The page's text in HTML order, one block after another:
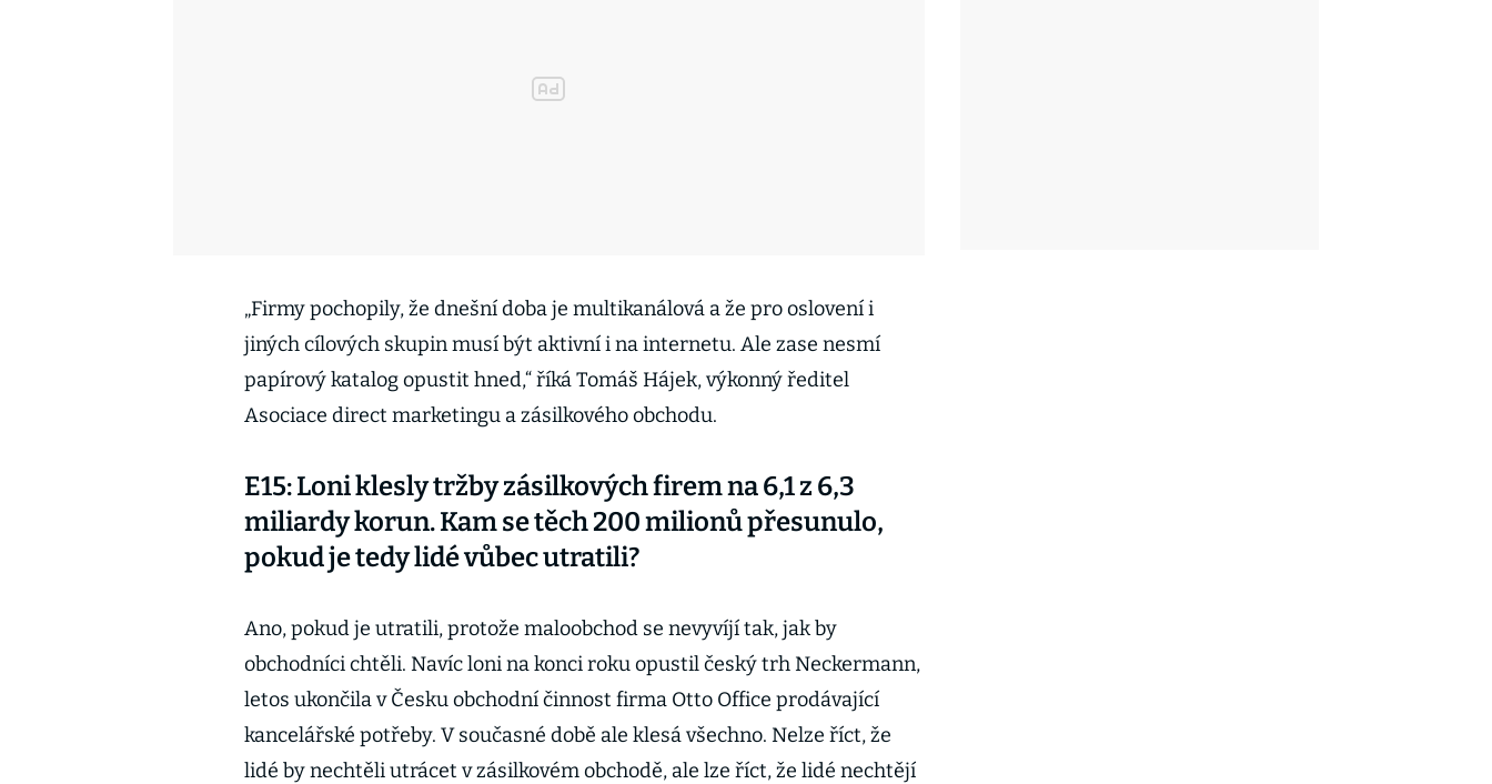
„Firmy pochopily, že dnešní doba je multikanálová a že pro oslovení i
jiných cílových skupin musí být aktivní i na internetu. Ale zase nesmí
papírový katalog opustit hned,“ říká Tomáš Hájek, výkonný ředitel
Asociace direct marketingu a zásilkového obchodu.
E15: Loni klesly tržby zásilkových firem na 6,1 z 6,3
miliardy korun. Kam se těch 200 milionů přesunulo,
pokud je tedy lidé vůbec utratili?
Ano, pokud je utratili, protože maloobchod se nevyvíjí tak, jak by
obchodníci chtěli. Navíc loni na konci roku opustil český trh Neckermann,
letos ukončila v Česku obchodní činnost firma Otto Office prodávající
kancelářské potřeby. V současné době ale klesá všechno. Nelze říct, že
lidé by nechtěli utrácet v zásilkovém obchodě, ale lze říct, že lidé nechtějí